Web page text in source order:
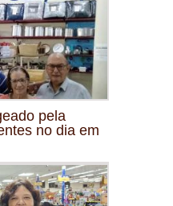
pela
no dia em